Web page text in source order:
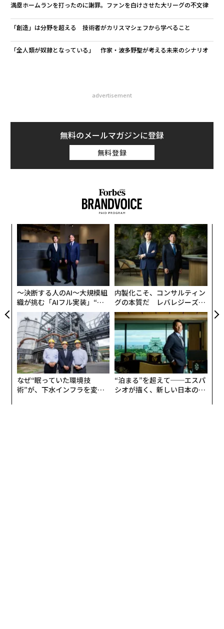
満塁ホームランを打ったのに謝罪。ファンを白けさせた大リーグの不文律
「創造」は分野を超える 技術者がカリスマシェフから学べること
「全人類が奴隷となっている」 作家・波多野聖が考える未来のシナリオ
advertisement
無料のメールマガジンに登録
無料登録
〜決断する人のAI〜大規模組
織が挑む「AIフル実装」“使
う”企業から“動く”企業へ【N
TTドコモビジネス×PwC】
内製化こそ、コンサルティン
グの本質だ レバレジーズが
実践する、次世代ファームの
全貌
なぜ“眠っていた環境技
術”が、下水インフラを変え
“泊まる”を超えて──エスパ
シオが描く、新しい日本のラ